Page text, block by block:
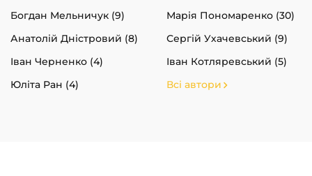
Богдан Мельничук (9)
Марія Пономаренко (30)
Анатолій Дністровий (8)
Сергій Ухачевський (9)
Іван Черненко (4)
Іван Котляревський (5)
Юліта Ран (4)
Всі автори